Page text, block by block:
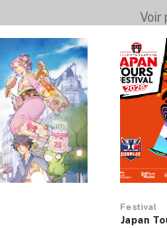
Voir
Festival
Japan